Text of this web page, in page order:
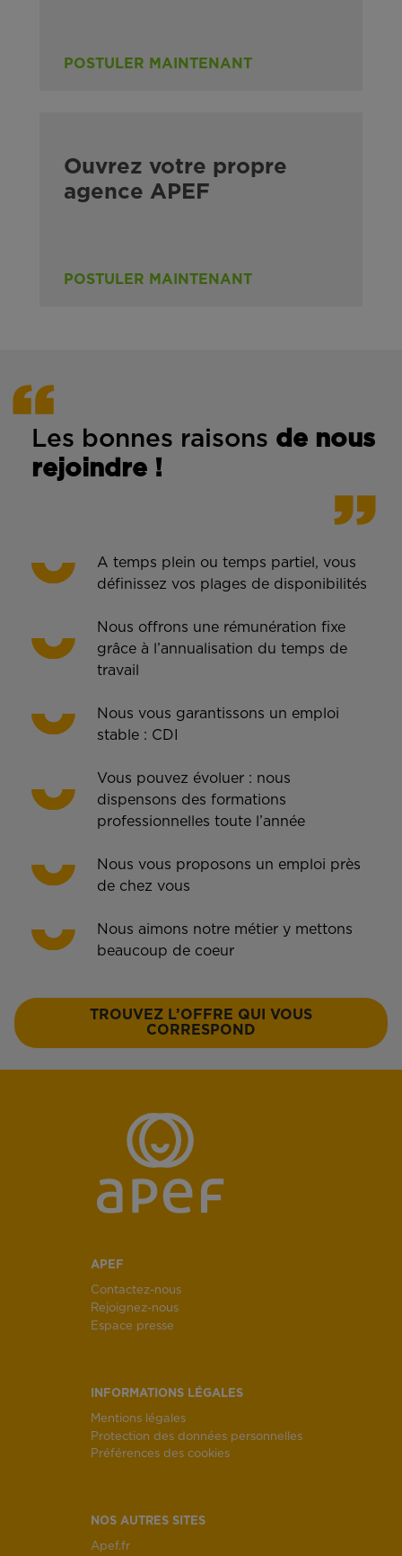
POSTULER MAINTENANT
Ouvrez votre propre
agence APEF
POSTULER MAINTENANT
Les bonnes raisons de nous
rejoindre !
A temps plein ou temps partiel, vous
définissez vos plages de disponibilités
Nous offrons une rémunération fixe
grâce à l’annualisation du temps de
travail
Nous vous garantissons un emploi
stable : CDI
Vous pouvez évoluer : nous
dispensons des formations
professionnelles toute l’année
Nous vous proposons un emploi près
de chez vous
Nous aimons notre métier y mettons
beaucoup de coeur
TROUVEZ L’OFFRE QUI VOUS
CORRESPOND
APEF
Contactez-nous
Rejoignez-nous
Espace presse
INFORMATIONS LÉGALES
Mentions légales
Protection des données personnelles
Préférences des cookies
NOS AUTRES SITES
Apef.fr